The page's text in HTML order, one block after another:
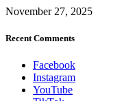
November 27, 2025
Recent Comments
Facebook
Instagram
YouTube